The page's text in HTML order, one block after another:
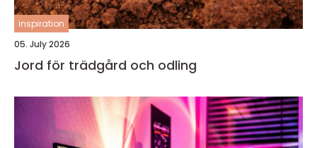
inspiration
05. July 2026
Jord för trädgård och odling